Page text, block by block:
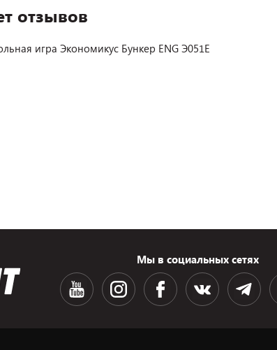
отзывов
игра Экономикус Бункер ENG Э051E
Мы в социальных сетях